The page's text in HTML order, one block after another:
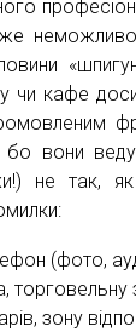
неможливо.
чи кафе
бо вони
не так, як
(фото,
торговельну
зону